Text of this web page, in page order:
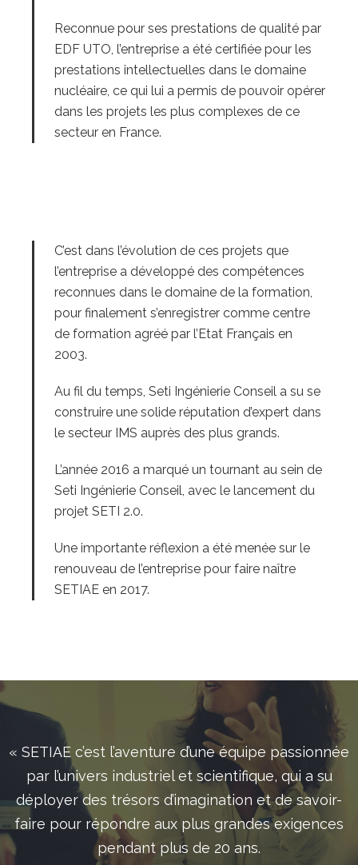
Reconnue pour ses prestations de qualité par
EDF UTO, l’entreprise a été certifiée pour les
prestations intellectuelles dans le domaine
nucléaire, ce qui lui a permis de pouvoir opérer
dans les projets les plus complexes de ce
secteur en France.
C’est dans l’évolution de ces projets que
l’entreprise a développé des compétences
reconnues dans le domaine de la formation,
pour finalement s’enregistrer comme centre
de formation agréé par l’Etat Français en
2003.
Au fil du temps, Seti Ingénierie Conseil a su se
construire une solide réputation d’expert dans
le secteur IMS auprès des plus grands.
L’année 2016 a marqué un tournant au sein de
Seti Ingénierie Conseil, avec le lancement du
projet SETI 2.0.
Une importante réflexion a été menée sur le
renouveau de l’entreprise pour faire naître
SETIAE en 2017.
« SETIAE c’est l’aventure d’une équipe passionnée
par l’univers industriel et scientifique, qui a su
déployer des trésors d’imagination et de savoir-
faire pour répondre aux plus grandes exigences
pendant plus de 20 ans.